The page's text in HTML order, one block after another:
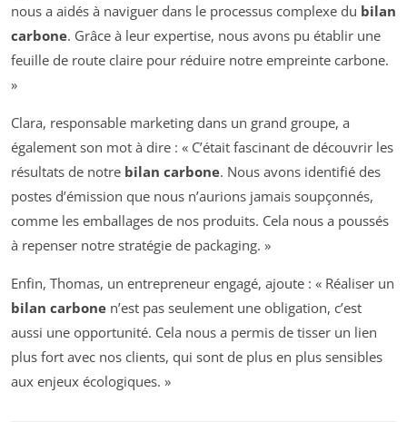
nous a aidés à naviguer dans le processus complexe du bilan
carbone. Grâce à leur expertise, nous avons pu établir une
feuille de route claire pour réduire notre empreinte carbone.
»
Clara, responsable marketing dans un grand groupe, a
également son mot à dire : « C’était fascinant de découvrir les
résultats de notre bilan carbone. Nous avons identifié des
postes d’émission que nous n’aurions jamais soupçonnés,
comme les emballages de nos produits. Cela nous a poussés
à repenser notre stratégie de packaging. »
Enfin, Thomas, un entrepreneur engagé, ajoute : « Réaliser un
bilan carbone n’est pas seulement une obligation, c’est
aussi une opportunité. Cela nous a permis de tisser un lien
plus fort avec nos clients, qui sont de plus en plus sensibles
aux enjeux écologiques. »